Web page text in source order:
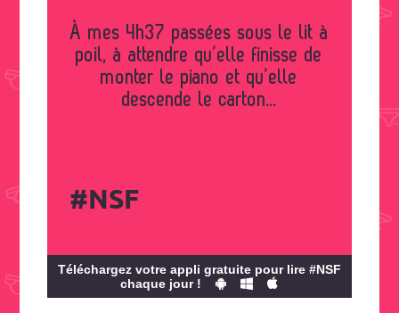
À mes 4h37 passées sous le lit à
poil, à attendre qu’elle finisse de
monter le piano et qu’elle
descende le carton...
#NSF
Téléchargez votre appli gratuite pour lire #NSF
chaque jour !